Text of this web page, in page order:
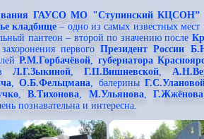
ГАУСО МО "Ступинский КЦСОН”
кладбище – одно из самых известных мест
пантеон – второй по значению после
первогоПрезидент России
Р.М.Горбачёвой, губернатора
Л.Г.Зыкиной, Г.П.Вишневской,
,О.Б.Фельцмана, балерины
,В.Тихонова, М.Ульянова, Г.Жжёнова
познавательна и интересна.